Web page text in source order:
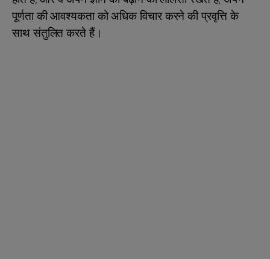
पूर्णता की आवश्यकता को अधिक विचार करने की प्रवृत्ति के
साथ संतुलित करते हैं।